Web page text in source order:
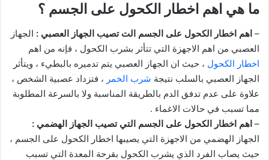
ما هي اهم اخطار الكحول على الجسم ؟
– اهم اخطار الكحول على الجسم الت تصيب الجهاز العصبي : الجهاز
العصبي من اهم الاجهزة التي تتأثر بشرب الكحول ، فإنه من اهم
اخطار الكحول ، حيث ان الجهاز العصبي يتم تدميره بالبطيء ، ويتأثر
الجهاز العصبي بالسلب نتيجة شرب الخمر ، فتزداد عصبية الشخص ،
علاوة على عدم تدفق الدم بالطريقة المناسبة ولا بالسرعة المطلوبة
مما تسبب في حالات الاغماء .
– اهم اخطار الكحول على الجسم التي تصيب الجهاز الهضمي :
الجهاز الهضمي من الاجهزة التي يصيبها اخطار الكحول على الجسم ،
حيث يصاب الفرد الذي يشرب الكحول بقرحة المعدة التي تسبب